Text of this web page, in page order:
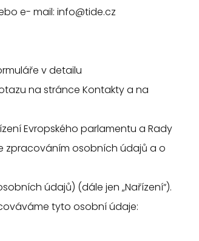
e- mail: info@tide.cz
v detailu
na stránce Kontakty a na
Evropského parlamentu a Rady
zpracováním osobních údajů a o
údajů) (dále jen „Nařízení“).
tyto osobní údaje: